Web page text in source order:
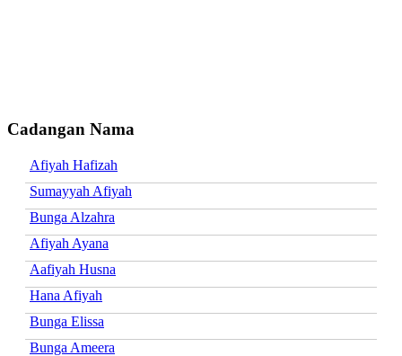
Cadangan Nama
Afiyah Hafizah
Sumayyah Afiyah
Bunga Alzahra
Afiyah Ayana
Aafiyah Husna
Hana Afiyah
Bunga Elissa
Bunga Ameera